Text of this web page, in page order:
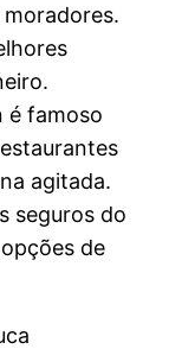
é famoso
agitada.
seguros do
de